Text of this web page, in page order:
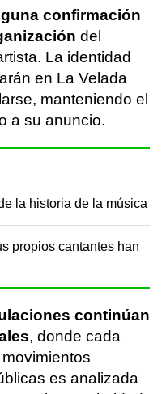
confirmación
del
La identidad
en La Velada
manteniendo el
a su anuncio.
la historia de la música
propios cantantes han
continúan
, donde cada
es analizada